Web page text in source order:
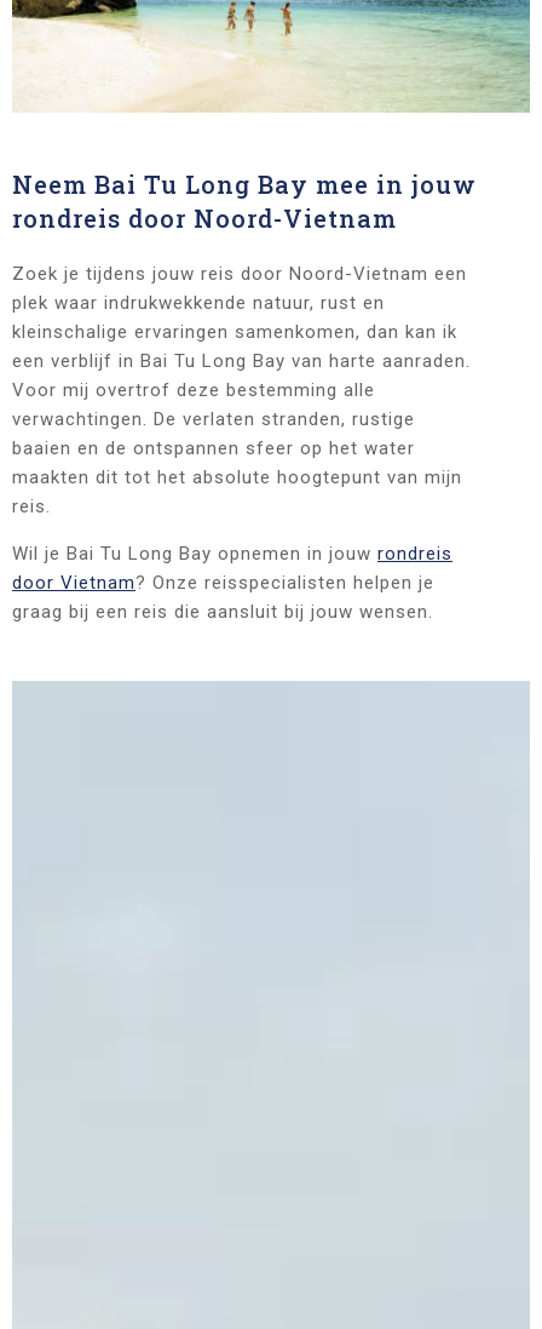
Neem Bai Tu Long Bay mee in jouw
rondreis door Noord-Vietnam
Zoek je tijdens jouw reis door Noord-Vietnam een
plek waar indrukwekkende natuur, rust en
kleinschalige ervaringen samenkomen, dan kan ik
een verblijf in Bai Tu Long Bay van harte aanraden.
Voor mij overtrof deze bestemming alle
verwachtingen. De verlaten stranden, rustige
baaien en de ontspannen sfeer op het water
maakten dit tot het absolute hoogtepunt van mijn
reis.
Wil je Bai Tu Long Bay opnemen in jouw rondreis
door Vietnam? Onze reisspecialisten helpen je
graag bij een reis die aansluit bij jouw wensen.